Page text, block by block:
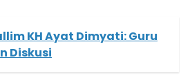
KH Ayat Dimyati: Guru
Diskusi